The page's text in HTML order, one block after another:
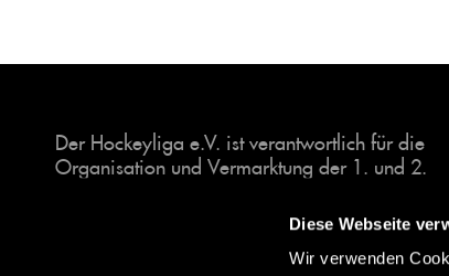
Diese Webseite
Wir verwenden
Der Hockeyliga e.V. ist verantwortlich für die
Organisation und Vermarktung der 1. und 2.
Halle. Insgesamt sind über 60 Vereine unter
Dach der Hockeyliga organisiert, sowohl im
Herren als auch im Damen Bereich.